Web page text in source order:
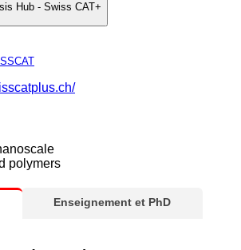
Hub - Swiss CAT+
polymers
Enseignement et PhD